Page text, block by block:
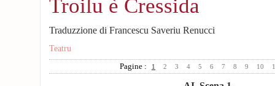
Troilu è Cressida
Traduzzione di Francescu Saveriu Renucci
Teatru
Pagine : 1 2 3 4 5 6 7 8 9 10